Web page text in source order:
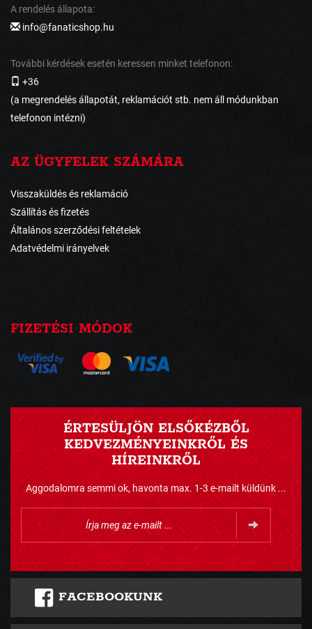
A rendelés állapota:
info@fanaticshop.hu
További kérdések esetén keressen minket telefonon:
+36
(a megrendelés állapotát, reklamációt stb. nem áll módunkban
telefonon intézni)
AZ ÜGYFELEK SZÁMÁRA
Visszaküldés és reklamáció
Szállítás és fizetés
Általános szerződési feltételek
Adatvédelmi irányelvek
FIZETÉSI MÓDOK
ÉRTESÜLJÖN ELSŐKÉZBŐL
KEDVEZMÉNYEINKRŐL ÉS
HÍREINKRŐL
Aggodalomra semmi ok, havonta max. 1-3 e-mailt küldünk ...
FACEBOOKUNK